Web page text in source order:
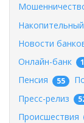
Новости
Онлайн-банк
Пенсия 55
Пресс-релиз
Происшествия